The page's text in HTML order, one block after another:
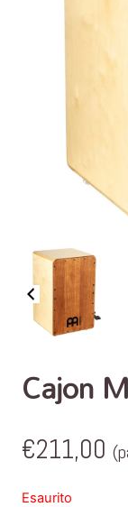
Cajon
€211,00
Esaurito